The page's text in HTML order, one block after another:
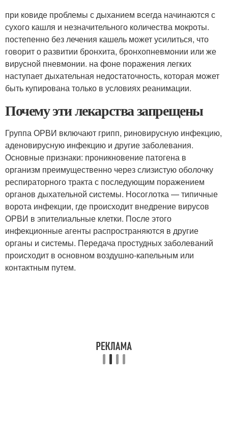
при ковиде проблемы с дыханием всегда начинаются с
сухого кашля и незначительного количества мокроты.
постепенно без лечения кашель может усилиться, что
говорит о развитии бронхита, бронхопневмонии или же
вирусной пневмонии. на фоне поражения легких
наступает дыхательная недостаточность, которая может
быть купирована только в условиях реанимации.
Почему эти лекарства запрещены
Группа ОРВИ включают грипп, риновирусную инфекцию,
аденовирусную инфекцию и другие заболевания.
Основные признаки: проникновение патогена в
организм преимущественно через слизистую оболочку
респираторного тракта с последующим поражением
органов дыхательной системы. Носоглотка — типичные
ворота инфекции, где происходит внедрение вирусов
ОРВИ в эпителиальные клетки. После этого
инфекционные агенты распространяются в другие
органы и системы. Передача простудных заболеваний
происходит в основном воздушно-капельным или
контактным путем.